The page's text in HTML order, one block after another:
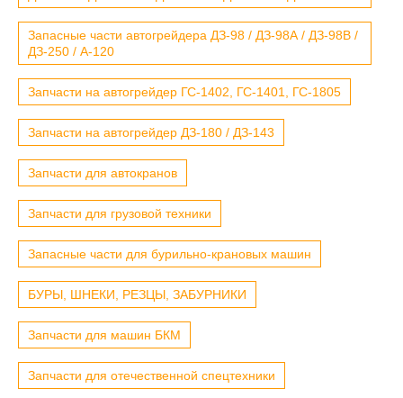
Запасные части автогрейдера ДЗ-98 / ДЗ-98А / ДЗ-98В /
ДЗ-250 / А-120
Запчасти на автогрейдер ГС-1402, ГС-1401, ГС-1805
Запчасти на автогрейдер ДЗ-180 / ДЗ-143
Запчасти для автокранов
Запчасти для грузовой техники
Запасные части для бурильно-крановых машин
БУРЫ, ШНЕКИ, РЕЗЦЫ, ЗАБУРНИКИ
Запчасти для машин БКМ
Запчасти для отечественной спецтехники